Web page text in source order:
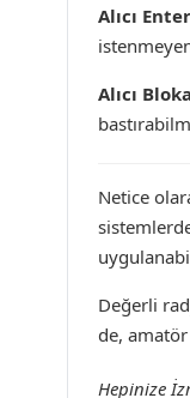
Alıcı
Alıcı
Netice
Değerli
de,
Hepinize